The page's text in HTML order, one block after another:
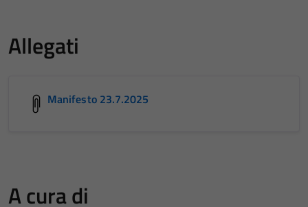
Allegati
Manifesto 23.7.2025
A cura di